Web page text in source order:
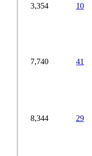
10
3,354
41
7,740
29
8,344